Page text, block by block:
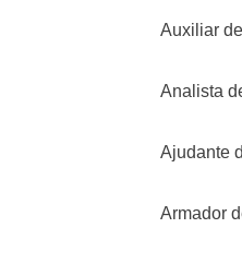
Auxiliar
Analista
Ajudante
Armador